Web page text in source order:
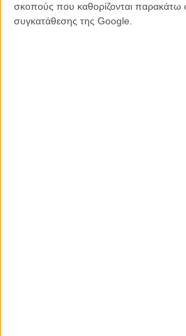
σκοπούς που καθορίζονται παρακάτω
συγκατάθεσης της Google.